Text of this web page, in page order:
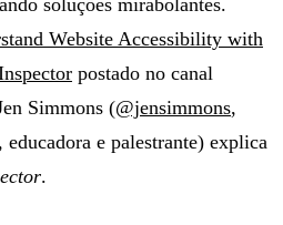
soluções mirabolantes.
Website Accessibility with
postado no canal
Simmons (@jensimmons,
educadora e palestrante) explica
.